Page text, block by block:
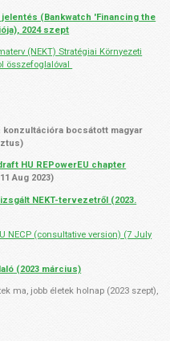
(Bankwatch 'Financing the
2024 szept
(NEKT) Stratégiai Környezeti
összefoglalóval
konzultációra bocsátott magyar
HU REPowerEU chapter
Aug 2023)
NEKT-tervezetről (2023.
NECP (consultative version) (7 July
(2023 március)
ma, jobb életek holnap (2023 szept),